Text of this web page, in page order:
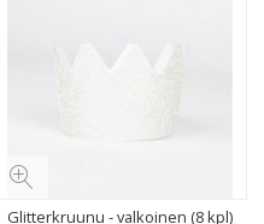
Glitterkruunu - valkoinen (8 kpl)